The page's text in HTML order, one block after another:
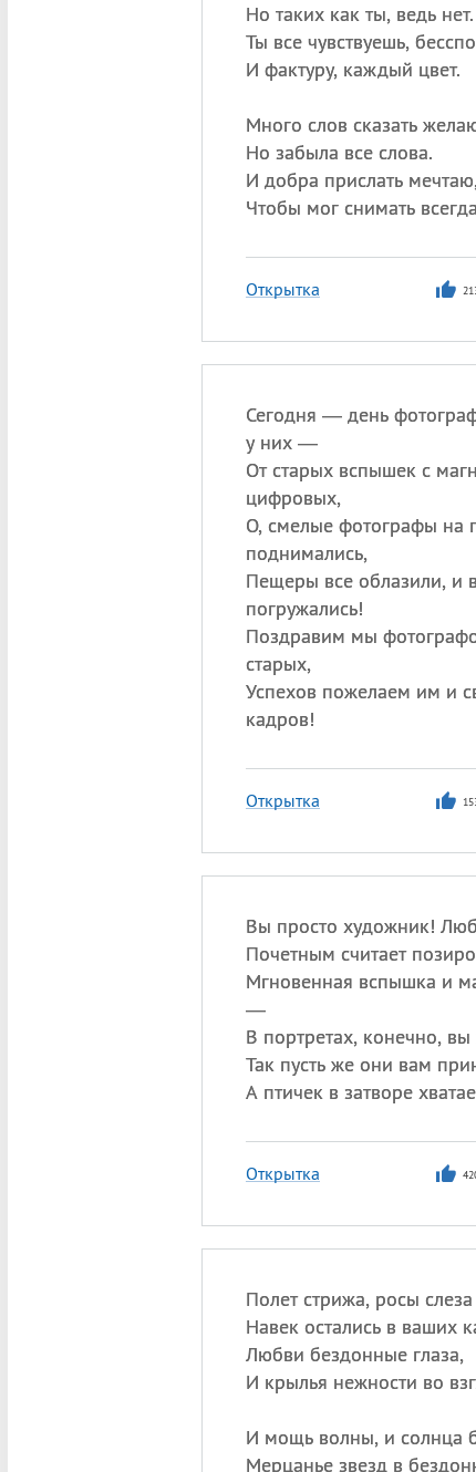
Но таких как ты, ведь нет.
Ты все чувствуешь,
И фактуру, каждый цвет.
Много слов сказать
Но забыла все слова.
И добра прислать
Чтобы мог снимать
Открытка
Сегодня — день
у них —
От старых вспышек с
цифровых,
О, смелые фотографы на
поднимались,
Пещеры все облазили, и
погружались!
Поздравим мы
старых,
Успехов пожелаем им и
кадров!
Открытка
Вы просто художник!
Почетным считает
Мгновенная вспышка и
—
В портретах, конечно, вы
Так пусть же они вам
А птичек в затворе
Открытка
Полет стрижа, росы слеза
Навек остались в ваших
Любви бездонные глаза,
И крылья нежности во
И мощь волны, и солнца
Мерцанье звезд в